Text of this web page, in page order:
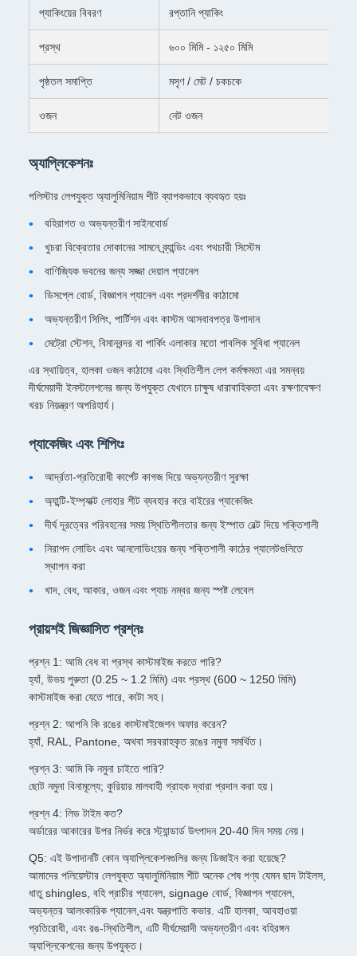
প্যাকিংয়ের বিবরণ রপ্তানি প্যাকিং
প্রস্থ ৬০০ মিমি - ১২৫০ মিমি
পৃষ্ঠতল সমাপ্তি মসৃণ / মেট / চকচকে
ওজন নেট ওজন
অ্যাপ্লিকেশনঃ
পলিস্টার লেপযুক্ত অ্যালুমিনিয়াম শীট ব্যাপকভাবে ব্যবহৃত হয়ঃ
বহিরাগত ও অভ্যন্তরীণ সাইনবোর্ড
খুচরা বিক্রেতার দোকানের সামনে ব্র্যান্ডিং এবং পথচারী সিস্টেম
বাণিজ্যিক ভবনের জন্য সজ্জা দেয়াল প্যানেল
ডিসপ্লে বোর্ড, বিজ্ঞাপন প্যানেল এবং প্রদর্শনীর কাঠামো
অভ্যন্তরীণ সিলিং, পার্টিশন এবং কাস্টম আসবাবপত্র উপাদান
মেট্রো স্টেশন, বিমানবন্দর বা পার্কিং এলাকার মতো পাবলিক সুবিধা প্যানেল
এর স্থায়িত্ব, হালকা ওজন কাঠামো এবং স্থিতিশীল লেপ কর্মক্ষমতা এর সমন্বয়
দীর্ঘমেয়াদী ইনস্টলেশনের জন্য উপযুক্ত যেখানে চাক্ষুষ ধারাবাহিকতা এবং রক্ষণাবেক্ষণ
খরচ নিয়ন্ত্রণ অপরিহার্য।
প্যাকেজিং এবং শিপিংঃ
আর্দ্রতা-প্রতিরোধী কার্পেট কাগজ দিয়ে অভ্যন্তরীণ সুরক্ষা
অ্যান্টি-ইম্প্যাক্ট লোহার শীট ব্যবহার করে বাইরের প্যাকেজিং
দীর্ঘ দূরত্বের পরিবহনের সময় স্থিতিশীলতার জন্য ইস্পাত বেল্ট দিয়ে শক্তিশালী
নিরাপদ লোডিং এবং আনলোডিংয়ের জন্য শক্তিশালী কাঠের প্যালেটগুলিতে
স্থাপন করা
খাদ, বেধ, আকার, ওজন এবং প্যাচ নম্বর জন্য স্পষ্ট লেবেল
প্রায়শই জিজ্ঞাসিত প্রশ্নঃ
প্রশ্ন 1: আমি বেধ বা প্রস্থ কাস্টমাইজ করতে পারি?
হ্যাঁ, উভয় পুরুতা (0.25 ~ 1.2 মিমি) এবং প্রস্থ (600 ~ 1250 মিমি)
কাস্টমাইজ করা যেতে পারে, কাটা সহ।
প্রশ্ন 2: আপনি কি রঙের কাস্টমাইজেশন অফার করেন?
হ্যাঁ, RAL, Pantone, অথবা সরবরাহকৃত রঙের নমুনা সমর্থিত।
প্রশ্ন 3: আমি কি নমুনা চাইতে পারি?
ছোট নমুনা বিনামূল্যে; কুরিয়ার মালবাহী গ্রাহক দ্বারা প্রদান করা হয়।
প্রশ্ন 4: লিড টাইম কত?
অর্ডারের আকারের উপর নির্ভর করে স্ট্যান্ডার্ড উৎপাদন 20-40 দিন সময় নেয়।
Q5: এই উপাদানটি কোন অ্যাপ্লিকেশনগুলির জন্য ডিজাইন করা হয়েছে?
আমাদের পলিয়েস্টার লেপযুক্ত অ্যালুমিনিয়াম শীট অনেক শেষ পণ্য যেমন ছাদ টাইলস,
ধাতু shingles, বহি প্রাচীর প্যানেল, signage বোর্ড, বিজ্ঞাপন প্যানেল,
অভ্যন্তর আলংকারিক প্যানেল,এবং যন্ত্রপাতি কভার. এটি হালকা, আবহাওয়া
প্রতিরোধী, এবং রঙ-স্থিতিশীল, এটি দীর্ঘমেয়াদী অভ্যন্তরীণ এবং বহিরঙ্গন
অ্যাপ্লিকেশনের জন্য উপযুক্ত।